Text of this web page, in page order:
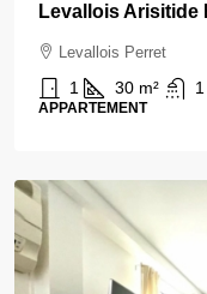
Levallois Arisitide
Levallois Perret
1 30 m² 1
APPARTEMENT